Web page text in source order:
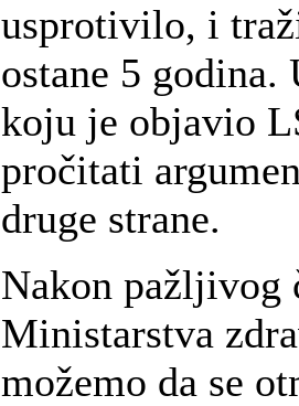
usprotivilo, i
ostane 5 godina.
koju je objavio
pročitati
druge strane.
Nakon pažljivog
Ministarstva
možemo da se